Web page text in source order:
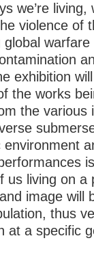
we’re living,
violence of
exhibition
the works
the various
living on a
image will
thus
at a specific